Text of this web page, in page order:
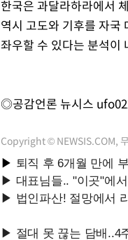
한국은 과달라하라에서
역시 고도와 기후를 자국
좌우할 수 있다는 분석이
◎공감언론 뉴시스
Copyright © NEWSIS.COM,